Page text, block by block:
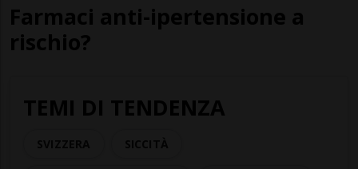
Farmaci anti-ipertensione a
rischio?
TEMI DI TENDENZA